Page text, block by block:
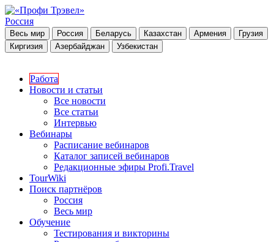
Россия
Весь мир Россия Беларусь Казахстан Армения
Грузия
Киргизия
Азербайджан Узбекистан
Работа
Новости и статьи
Все новости
Все статьи
Интервью
Вебинары
Расписание вебинаров
Каталог записей вебинаров
Редакционные эфиры Profi.Travel
TourWiki
Поиск партнёров
Россия
Весь мир
Обучение
Тестирования и викторины